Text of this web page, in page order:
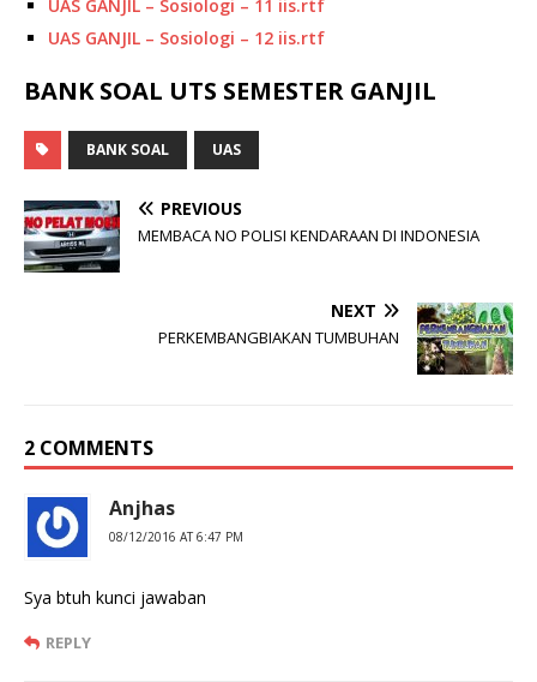
UAS GANJIL – Sosiologi – 11 iis.rtf
UAS GANJIL – Sosiologi – 12 iis.rtf
BANK SOAL UTS SEMESTER GANJIL
BANK SOAL UAS
PREVIOUS
MEMBACA NO POLISI KENDARAAN DI INDONESIA
NEXT
PERKEMBANGBIAKAN TUMBUHAN
2 COMMENTS
Anjhas
08/12/2016 AT 6:47 PM
Sya btuh kunci jawaban
REPLY